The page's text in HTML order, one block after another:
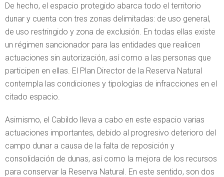
De hecho, el espacio protegido abarca todo el territorio
dunar y cuenta con tres zonas delimitadas: de uso general,
de uso restringido y zona de exclusión. En todas ellas existe
un régimen sancionador para las entidades que realicen
actuaciones sin autorización, así como a las personas que
participen en ellas. El Plan Director de la Reserva Natural
contempla las condiciones y tipologías de infracciones en el
citado espacio.
Asimismo, el Cabildo lleva a cabo en este espacio varias
actuaciones importantes, debido al progresivo deterioro del
campo dunar a causa de la falta de reposición y
consolidación de dunas, así como la mejora de los recursos
para conservar la Reserva Natural. En este sentido, son dos